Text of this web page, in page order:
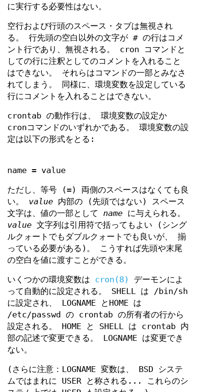
に実行する必要性はない。
空行および行頭のスペース・タブは無視され
る。 行先頭の空白以外の文字が # の行はコメ
ント行であり、無視される。 cron コマンドと
しての行に注釈としてのコメントを入れること
はできない。 それらはコマンドの一部とみなさ
れてしまう。 同様に、環境変数を設定している
行にコメントを入れることはできない。
crontab の動作行は、 環境変数の設定か
cronコマンドのいずれかである。 環境変数の設
定は以下の形式をとる:
name = value
ただし、等号 (=) 両側のスペースはなくても良
い。 value 内部の (先頭ではない) スペース
文字は、値の一部として name に与えられる。
value 文字列は引用符で括ってもよい (シング
ルクォートでもダブルクォートでも良いが、 揃
っている必要がある)。 こうすれば先頭や末尾
の空白を値に渡すことができる。
いくつかの環境変数は cron(8)
デーモンによ
って自動的に設定される。 SHELL は /bin/sh
に設定され、 LOGNAME とHOME は
/etc/passwd の crontab の所有者の行から
設定される。 HOME と SHELL は crontab 内
部の記述で変更できる。 LOGNAME は変更でき
ない。
(さらに注意：LOGNAME 変数は、 BSD システ
ムではまれに USER と称される... これらのシ